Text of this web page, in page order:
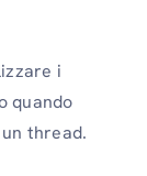
i
quando
thread.